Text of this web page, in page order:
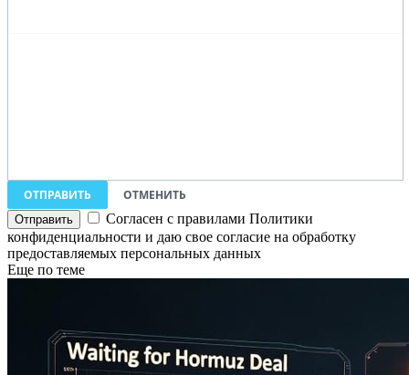
ОТПРАВИТЬ
ОТМЕНИТЬ
Согласен с правилами Политики
конфиденциальности и даю свое согласие на обработку
предоставляемых персональных данных
Еще по теме